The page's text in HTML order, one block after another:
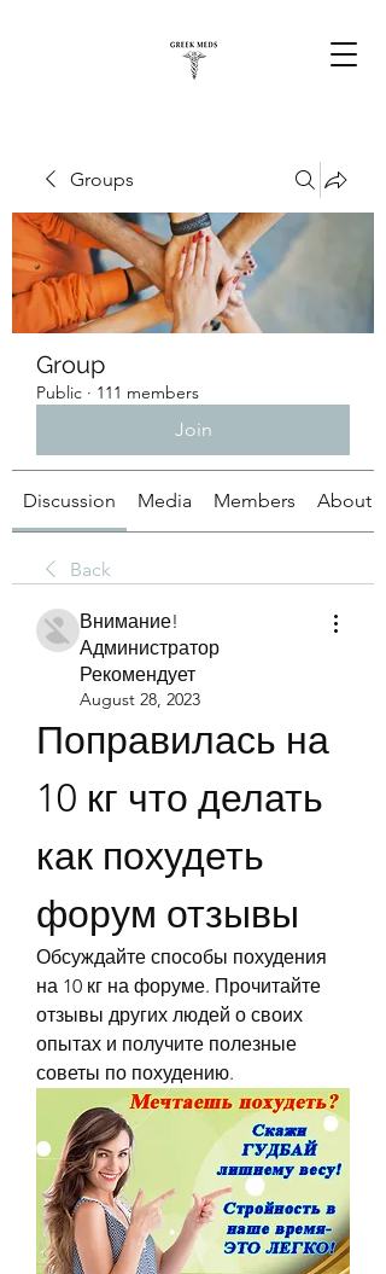
Groups
Group
Public · 111 members
Join
Discussion Media Members About
Back
Внимание!
Администратор
Рекомендует
August 28, 2023
Поправилась на
10 кг что делать
как похудеть
форум отзывы
Обсуждайте способы похудения
на 10 кг на форуме. Прочитайте
отзывы других людей о своих
опытах и получите полезные
советы по похудению.